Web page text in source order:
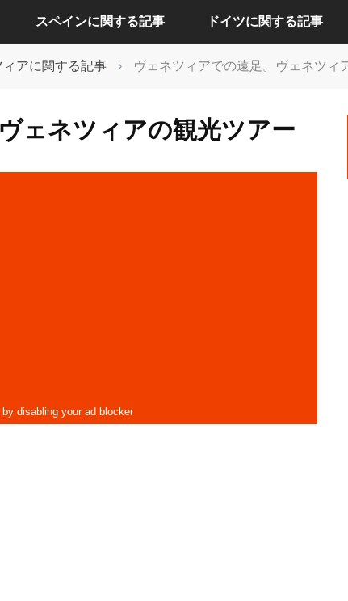
スペインに関する記事
セビリアに関する記事
ドイツに関する記事
ドレスデンに関する記事
ィアに関する記事 › ヴェネツィアでの遠足。ヴェネツィ
ェネツィアの観光ツアー